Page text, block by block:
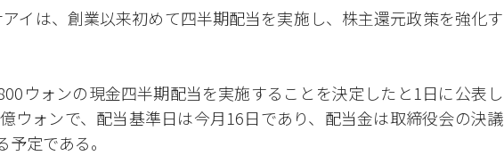
イは、創業以来初めて四半期配当を実施し、株主還元政策を強化す
ウォンの現金四半期配当を実施することを決定したと1日に公表し
ウォンで、配当基準日は今月16日であり、配当金は取締役会の決議
定である。